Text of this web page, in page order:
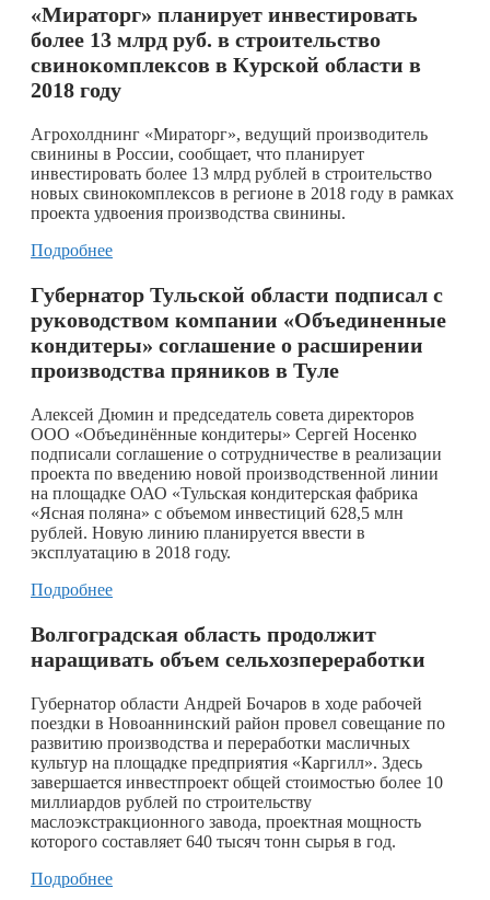
«Мираторг» планирует инвестировать
более 13 млрд руб. в строительство
свинокомплексов в Курской области в
2018 году
Агрохолднинг «Мираторг», ведущий производитель
свинины в России, сообщает, что планирует
инвестировать более 13 млрд рублей в строительство
новых свинокомплексов в регионе в 2018 году в рамках
проекта удвоения производства свинины.
Подробнее
Губернатор Тульской области подписал с
руководством компании «Объединенные
кондитеры» соглашение о расширении
производства пряников в Туле
Алексей Дюмин и председатель совета директоров
ООО «Объединённые кондитеры» Сергей Носенко
подписали соглашение о сотрудничестве в реализации
проекта по введению новой производственной линии
на площадке ОАО «Тульская кондитерская фабрика
«Ясная поляна» с объемом инвестиций 628,5 млн
рублей. Новую линию планируется ввести в
эксплуатацию в 2018 году.
Подробнее
Волгоградская область продолжит
наращивать объем сельхозпереработки
Губернатор области Андрей Бочаров в ходе рабочей
поездки в Новоаннинский район провел совещание по
развитию производства и переработки масличных
культур на площадке предприятия «Каргилл». Здесь
завершается инвестпроект общей стоимостью более 10
миллиардов рублей по строительству
маслоэкстракционного завода, проектная мощность
которого составляет 640 тысяч тонн сырья в год.
Подробнее